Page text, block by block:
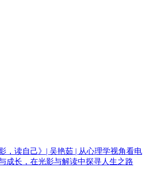
，读自己》| 吴艳茹 | 从心理学视角看电
成长，在光影与解读中探寻人生之路